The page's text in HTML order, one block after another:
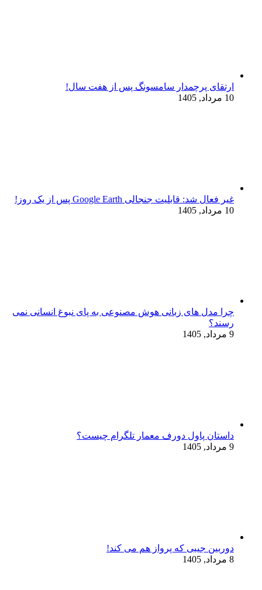
ارتقای پرچمدار سامسونگ پس از هفت سال!
10 مرداد, 1405
غیر فعال شد: قابلیت جنجالی Google Earth پس از یک روز!
10 مرداد, 1405
چرا مدل‌ های زبانی هوش مصنوعی به پای نبوغ انسانی نمی‌
رسند؟
9 مرداد, 1405
داستان پاول دورف معمار تلگرام چیست؟
9 مرداد, 1405
دوربین جیبی که پرواز هم می‌ کند!
8 مرداد, 1405